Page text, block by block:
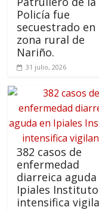
Policía fue
secuestrado en
zona rural de
Nariño.
31 julio, 2026
382 casos de
enfermedad
diarreica aguda
Ipiales Instituto
intensifica